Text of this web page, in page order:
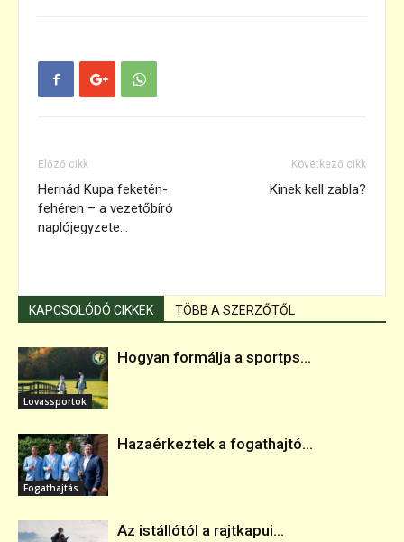
Előző cikk
Hernád Kupa feketén-
fehéren – a vezetőbíró
naplójegyzete…
Következő cikk
Kinek kell zabla?
KAPCSOLÓDÓ CIKKEK TÖBB A SZERZŐTŐL
Lovassportok
Hogyan formálja a sportps...
Fogathajtás
Hazaérkeztek a fogathajtó...
Az istállótól a rajtkapui...